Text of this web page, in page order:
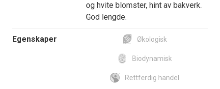
og hvite blomster, hint av bakverk.
God lengde.
Egenskaper Økologisk
Biodynamisk
Rettferdig handel